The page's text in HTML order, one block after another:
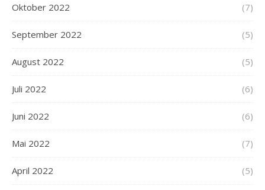
Oktober 2022 (7)
September 2022 (5)
August 2022 (5)
Juli 2022 (6)
Juni 2022 (6)
Mai 2022 (7)
April 2022 (5)